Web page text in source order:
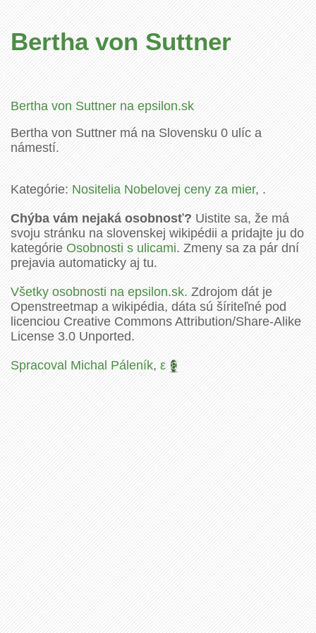
Bertha von Suttner
Bertha von Suttner na epsilon.sk
Bertha von Suttner má na Slovensku 0 ulíc a
námestí.
Kategórie:Nositelia Nobelovej ceny za mier, .
Chýba vám nejaká osobnosť?Uistite sa, že má
svoju stránku na slovenskej wikipédii a pridajte ju do
kategórieOsobnosti s ulicami. Zmeny sa za pár dní
prejavia automaticky aj tu.
Všetky osobnosti na epsilon.sk.Zdrojom dát je
Openstreetmap a wikipédia, dáta sú šíriteľné pod
licenciou Creative Commons Attribution/Share-Alike
License 3.0 Unported.
Spracoval Michal Páleník,ε